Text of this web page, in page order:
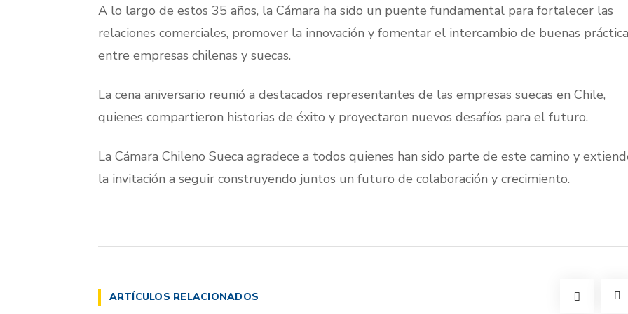
A lo largo de estos 35 años, la Cámara ha sido un puente fundamental para fortalecer las
relaciones comerciales, promover la innovación y fomentar el intercambio de buenas
entre empresas chilenas y suecas.
La cena aniversario reunió a destacados representantes de las empresas suecas en Chile,
quienes compartieron historias de éxito y proyectaron nuevos desafíos para el futuro.
La Cámara Chileno Sueca agradece a todos quienes han sido parte de este camino y
la invitación a seguir construyendo juntos un futuro de colaboración y crecimiento.
ARTÍCULOS RELACIONADOS